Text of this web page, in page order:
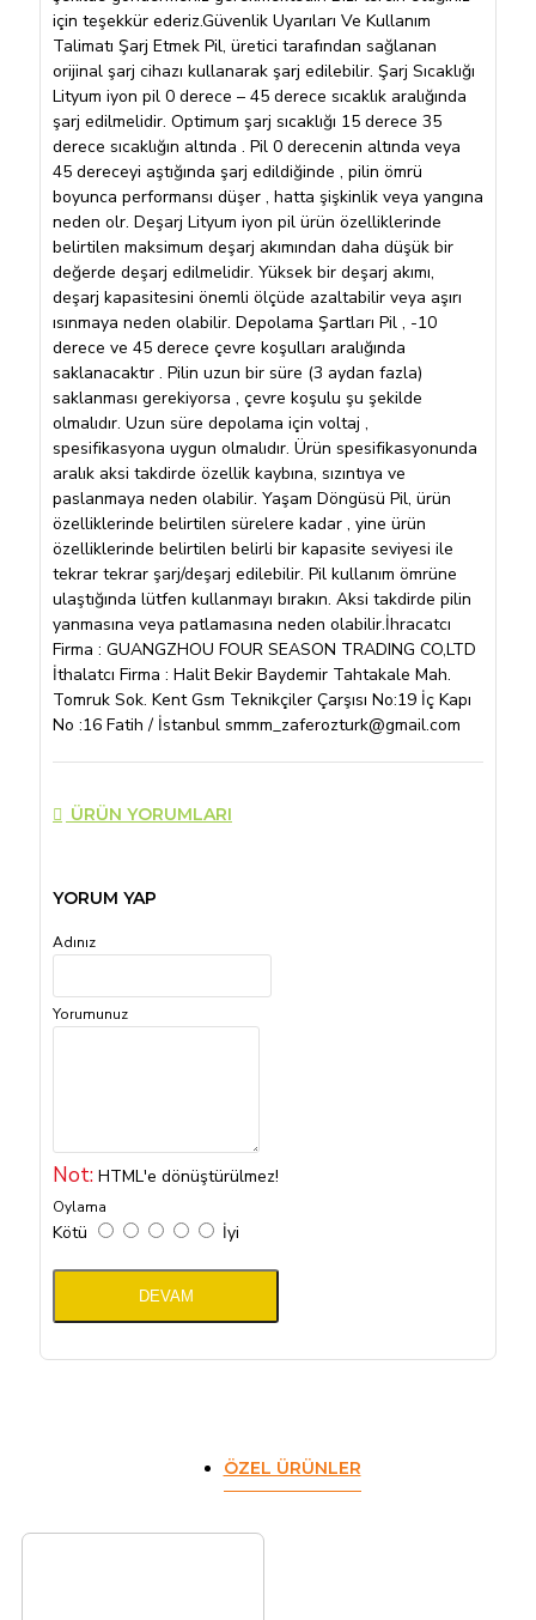
için teşekkür ederiz.Güvenlik Uyarıları Ve Kullanım
Talimatı Şarj Etmek Pil, üretici tarafından sağlanan
orijinal şarj cihazı kullanarak şarj edilebilir. Şarj Sıcaklığı
Lityum iyon pil 0 derece – 45 derece sıcaklık aralığında
şarj edilmelidir. Optimum şarj sıcaklığı 15 derece 35
derece sıcaklığın altında . Pil 0 derecenin altında veya
45 dereceyi aştığında şarj edildiğinde , pilin ömrü
boyunca performansı düşer , hatta şişkinlik veya yangına
neden olr. Deşarj Lityum iyon pil ürün özelliklerinde
belirtilen maksimum deşarj akımından daha düşük bir
değerde deşarj edilmelidir. Yüksek bir deşarj akımı,
deşarj kapasitesini önemli ölçüde azaltabilir veya aşırı
ısınmaya neden olabilir. Depolama Şartları Pil , -10
derece ve 45 derece çevre koşulları aralığında
saklanacaktır . Pilin uzun bir süre (3 aydan fazla)
saklanması gerekiyorsa , çevre koşulu şu şekilde
olmalıdır. Uzun süre depolama için voltaj ,
spesifikasyona uygun olmalıdır. Ürün spesifikasyonunda
aralık aksi takdirde özellik kaybına, sızıntıya ve
paslanmaya neden olabilir. Yaşam Döngüsü Pil, ürün
özelliklerinde belirtilen sürelere kadar , yine ürün
özelliklerinde belirtilen belirli bir kapasite seviyesi ile
tekrar tekrar şarj/deşarj edilebilir. Pil kullanım ömrüne
ulaştığında lütfen kullanmayı bırakın. Aksi takdirde pilin
yanmasına veya patlamasına neden olabilir.İhracatcı
Firma : GUANGZHOU FOUR SEASON TRADING CO,LTD
İthalatcı Firma : Halit Bekir Baydemir Tahtakale Mah.
Tomruk Sok. Kent Gsm Teknikçiler Çarşısı No:19 İç Kapı
No :16 Fatih / İstanbul smmm_zaferozturk@gmail.com
ÜRÜN YORUMLARI
YORUM YAP
Adınız
Yorumunuz
Not: HTML'e dönüştürülmez!
Oylama
Kötü İyi
DEVAM
ÖZEL ÜRÜNLER